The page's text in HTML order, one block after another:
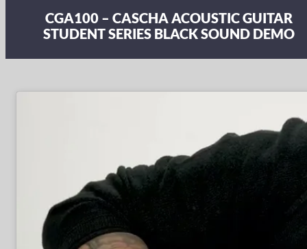
CGA100 – CASCHA ACOUSTIC GUITAR
STUDENT SERIES BLACK SOUND DEMO